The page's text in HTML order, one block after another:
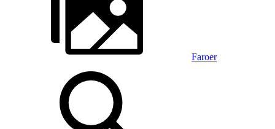
Faroer